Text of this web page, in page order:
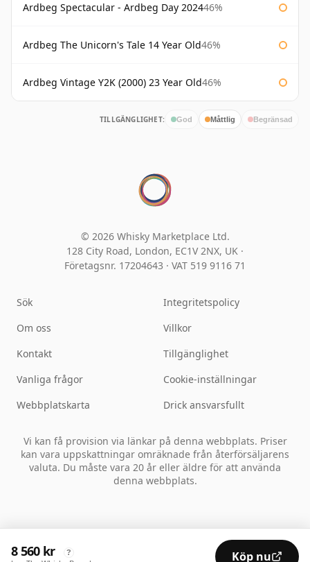
Ardbeg Spectacular - Ardbeg Day 202446%
Ardbeg The Unicorn's Tale 14 Year Old46%
Ardbeg Vintage Y2K (2000) 23 Year Old46%
TILLGÄNGLIGHET: God Måttlig Begränsad
8 560 kr ? Köp nu
© 2026 Whisky Marketplace Ltd.
128 City Road, London, EC1V 2NX, UK ·
Företagsnr. 17204643 · VAT 519 9116 71
Sök
Om oss
Kontakt
Vanliga frågor
Webbplatskarta
Integritetspolicy
Villkor
Tillgänglighet
Cookie-inställningar
Drick ansvarsfullt
Vi kan få provision via länkar på denna webbplats. Priser
kan vara uppskattningar omräknade från återförsäljarens
valuta. Du måste vara 20 år eller äldre för att använda
denna webbplats.